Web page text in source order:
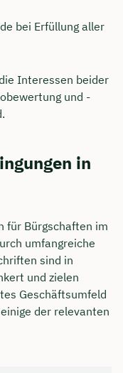
bei Erfüllung aller
Interessen beider
und -
in
für Bürgschaften im
umfangreiche
sind in
und zielen
Geschäftsumfeld
der relevanten